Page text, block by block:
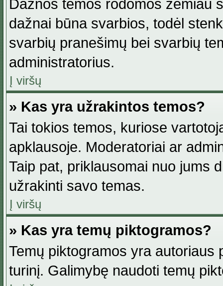
Dažnos temos rodomos žemiau
dažnai būna svarbios, todėl
svarbių pranešimų bei svarbių
administratorius.
Į viršų
» Kas yra užrakintos temos?
Tai tokios temos, kuriose
apklausoje. Moderatoriai ar
Taip pat, priklausomai nuo jums
užrakinti savo temas.
Į viršų
» Kas yra temų piktogramos?
Temų piktogramos yra autoriaus
turinį. Galimybę naudoti temų